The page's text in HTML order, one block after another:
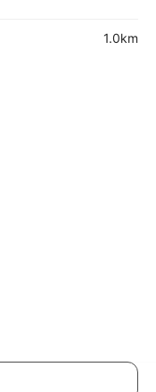
1.0km